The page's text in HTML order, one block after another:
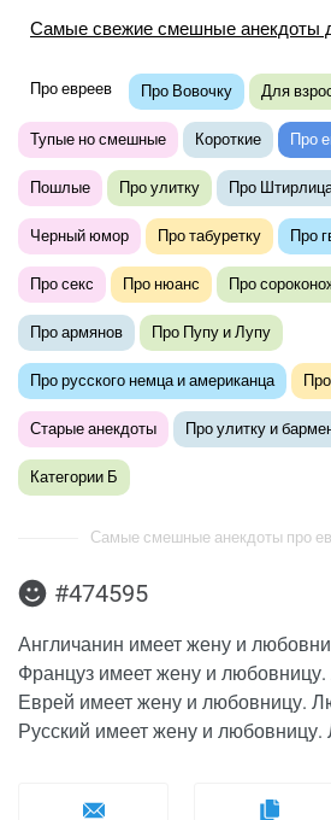
Самые свежие смешные анекдоты
Про евреев Про Вовочку Для
Тупые но смешные Короткие Про
Пошлые Про улитку Про
Черный юмор Про табуретку Про
Про секс Про нюанс Про
Про армянов Про Пупу и Лупу
Про русского немца и американца
Старые анекдоты Про улитку и
Категории Б
Самые смешные анекдоты про
#474595
Англичанин имеет жену и
Француз имеет жену и
Еврей имеет жену и любовницу.
Русский имеет жену и